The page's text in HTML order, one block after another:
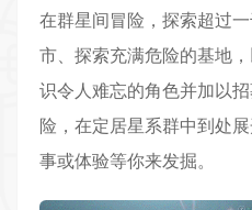
在群星间冒险 ，探索超过
市、探索充满危险的基地
识令人难忘的角色并加以
险，在定居星系群中到处
事或体验等你来发掘。